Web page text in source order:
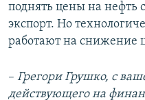
поднять цены на нефть
экспорт. Но
работают на снижение
– Грегори Грушко, с
действующего на